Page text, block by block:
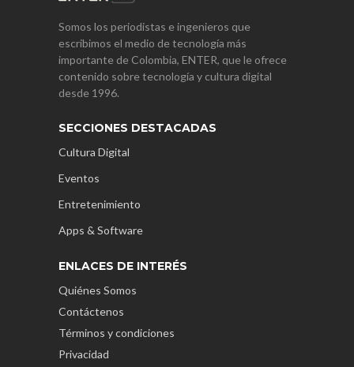
Somos los periodistas e ingenieros que
escribimos el medio de tecnología más
importante de Colombia, ENTER, que le ofrece
contenido sobre tecnología y cultura digital
desde 1996.
SECCIONES DESTACADAS
Cultura Digital
Eventos
Entretenimiento
Apps & Software
ENLACES DE INTERÉS
Quiénes Somos
Contáctenos
Términos y condiciones
Privacidad